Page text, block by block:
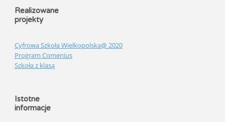
Realizowane
projekty
Cyfrowa Szkoła Wielkopolska@ 2020
Program Comenius
Szkoła z klasą
Istotne
informacje